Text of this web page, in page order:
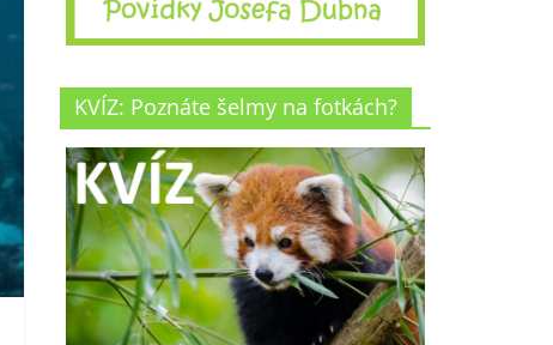
KVÍZ: Poznáte šelmy na fotkách?